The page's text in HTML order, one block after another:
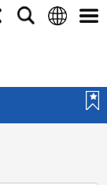
搜
語
選